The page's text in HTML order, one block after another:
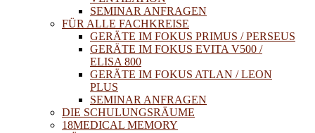
SEMINAR ANFRAGEN
FÜR ALLE FACHKREISE
GERÄTE IM FOKUS PRIMUS / PERSEUS
GERÄTE IM FOKUS EVITA V500 /
ELISA 800
GERÄTE IM FOKUS ATLAN / LEON
PLUS
SEMINAR ANFRAGEN
DIE SCHULUNGSRÄUME
18MEDICAL MEMORY